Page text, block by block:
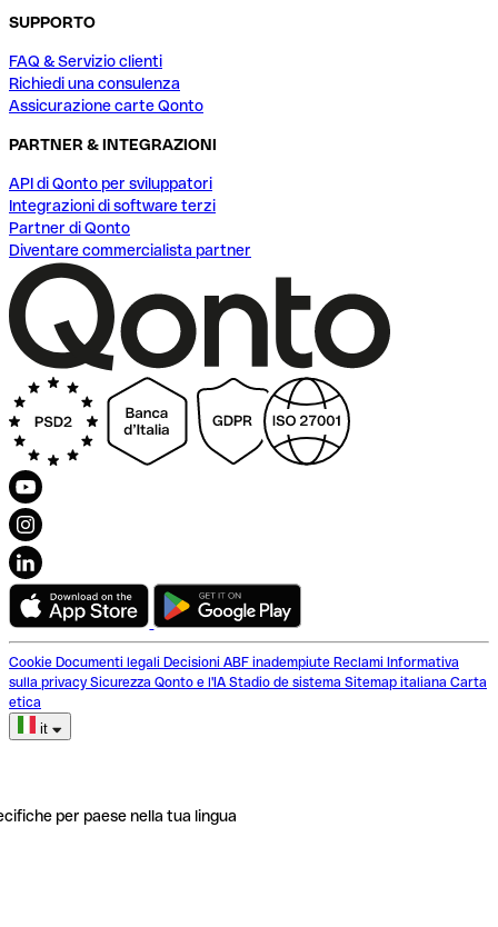
SUPPORTO
FAQ & Servizio clienti
Richiedi una consulenza
Assicurazione carte Qonto
PARTNER & INTEGRAZIONI
API di Qonto per sviluppatori
Integrazioni di software terzi
Partner di Qonto
Diventare commercialista partner
Cookie Documenti legali Decisioni ABF inadempiute Reclami Informativa
sulla privacy Sicurezza Qonto e l'IA Stadio de sistema Sitemap italiana Carta
etica
it
per paese nella tua lingua